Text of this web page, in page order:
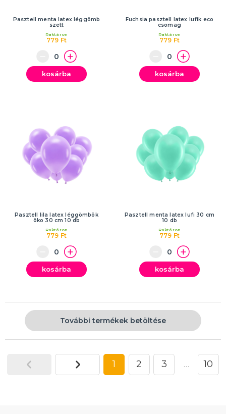
Pasztell menta latex léggömb
szett
779 Ft
Raktáron
kosárba
Fuchsia pasztell latex lufik eco
csomag
779 Ft
Raktáron
kosárba
Pasztell lila latex léggömbök
öko 30 cm 10 db
779 Ft
Raktáron
kosárba
Pasztell menta latex lufi 30 cm
10 db
779 Ft
Raktáron
kosárba
További termékek betöltése
1 2 3 … 10